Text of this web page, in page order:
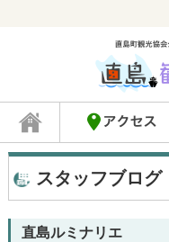
スタッフブログ
直島ルミナリエ